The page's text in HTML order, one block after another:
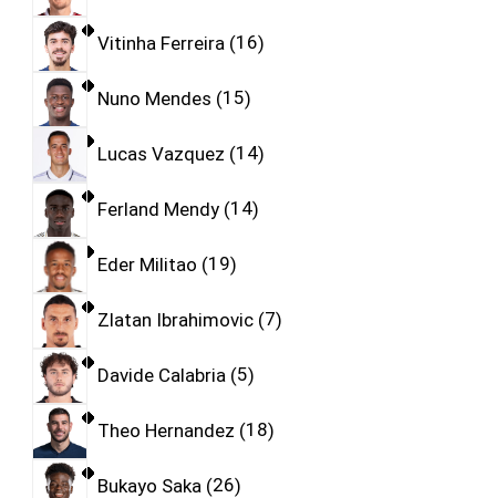
Vitinha Ferreira 16
Nuno Mendes 15
Lucas Vazquez 14
Ferland Mendy 14
Eder Militao 19
Zlatan Ibrahimovic 7
Davide Calabria 5
Theo Hernandez 18
Bukayo Saka 26